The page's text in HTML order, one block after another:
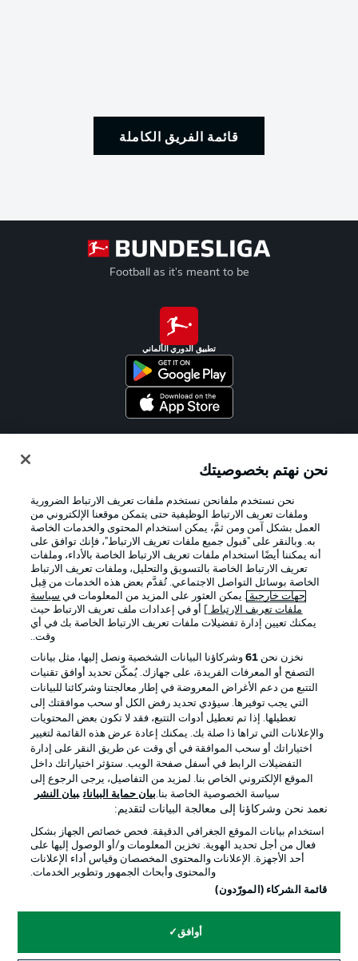
قائمة الفريق الكاملة
Football as it's meant to be
تطبيق الدوري الألماني
الإعلانات الإخطارات القانونية
شروط الاستخدام القنوات الناقلة
الوظائف جهة النشر
تواصل معنا اللاعبون
© 2026 Bundesliga-Gruppe GmbH
نحن نهتم بخصوصيتك
نحن نستخدم ملفانحن نستخدم ملفات تعريف الارتباط الضرورية
وملفات تعريف الارتباط الوظيفية حتى يتمكن موقعنا الإلكتروني من
العمل بشكل آمن ومن ثمَّ، يمكن استخدام المحتوى والخدمات الخاصة
به. وبالنقر على "قبول جميع ملفات تعريف الارتباط"، فإنك توافق على
أنه يمكننا أيضًا استخدام ملفات تعريف الارتباط الخاصة بالأداء، وملفات
تعريف الارتباط الخاصة بالتسويق والتحليل، وملفات تعريف الارتباط
الخاصة بوسائل التواصل الاجتماعي. تُقدَّم بعض هذه الخدمات من قِبل
جهات خارجية . يمكن العثور على المزيد من المعلومات في سياسة
ملفات تعريف الارتباط
] أو في إعدادات ملف تعريف الارتباط حيث
يمكنك تعيين إدارة تفضيلات ملفات تعريف الارتباط الخاصة بك في أي
وقت..
نخزن نحن 61وشركاؤنا البيانات الشخصية ونصل إليها، مثل بيانات
التصفح أو المعرفات الفريدة، على جهازك. يُمكّن تحديد أوافق تقنيات
التتبع من دعم الأغراض المعروضة في إطار معالجتنا وشركائنا للبيانات
التي يجب توفيرها. سيؤدي تحديد رفض الكل أو سحب موافقتك إلى
تعطيلها. إذا تم تعطيل أدوات التتبع، فقد لا تكون بعض المحتويات
والإعلانات التي تراها ذا صلة بك. يمكنك إعادة عرض هذه القائمة لتغيير
اختياراتك أو سحب الموافقة في أي وقت عن طريق النقر على إدارة
التفضيلات الرابط في أسفل صفحة الويب. ستؤثر اختياراتك داخل
الموقع الإلكتروني الخاص بنا. لمزيد من التفاصيل، يرجى الرجوع إلى
سياسة الخصوصية الخاصة بنا.بيان حماية البيانات بيان النشر
نعمد نحن وشركاؤنا إلى معالجة البيانات لتقديم:
استخدام بيانات الموقع الجغرافي الدقيقة. فحص خصائص الجهاز بشكل
فعال من أجل تحديد الهوية. تخزين المعلومات و/أو الوصول إليها على
أحد الأجهزة. الإعلانات والمحتوى المخصصان وقياس أداء الإعلانات
والمحتوى وأبحاث الجمهور وتطوير الخدمات.
قائمة الشركاء (المورّدون)
أوافق